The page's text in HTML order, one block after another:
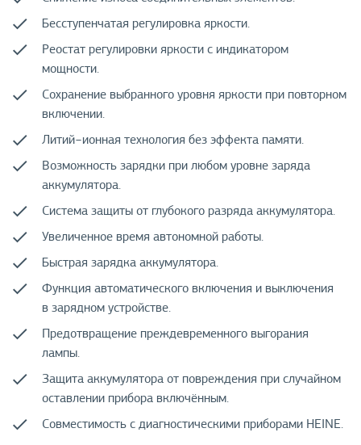
Бесступенчатая регулировка яркости.
Реостат регулировки яркости с индикатором
мощности.
Сохранение выбранного уровня яркости при повторном
включении.
Литий−ионная технология без эффекта памяти.
Возможность зарядки при любом уровне заряда
аккумулятора.
Система защиты от глубокого разряда аккумулятора.
Увеличенное время автономной работы.
Быстрая зарядка аккумулятора.
Функция автоматического включения и выключения
в зарядном устройстве.
Предотвращение преждевременного выгорания
лампы.
Защита аккумулятора от повреждения при случайном
оставлении прибора включённым.
Совместимость с диагностическими приборами HEINE.